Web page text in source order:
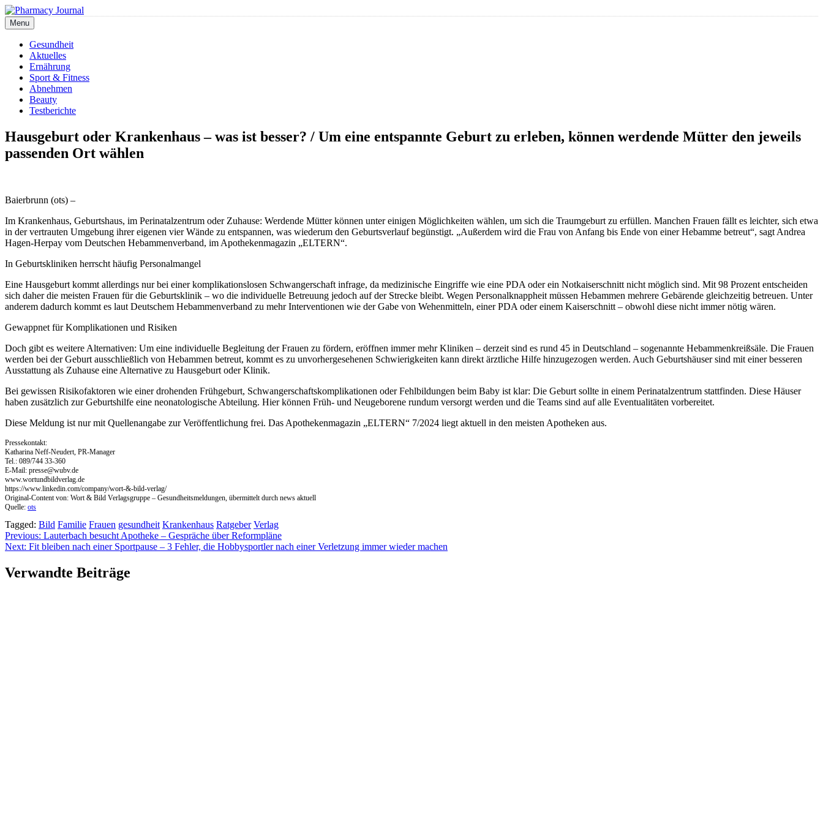
Skip
to
content
Pharmacy Journal
Menu
Gesundheit
Aktuelles
Ernährung
Sport & Fitness
Abnehmen
Beauty
Testberichte
Hausgeburt oder Krankenhaus – was ist besser? / Um eine entspannte Geburt zu erleben, können werdende Mütter den jeweils
passenden Ort wählen
Baierbrunn (ots) –
Im Krankenhaus, Geburtshaus, im Perinatalzentrum oder Zuhause: Werdende Mütter können unter einigen Möglichkeiten wählen, um sich die Traumgeburt zu erfüllen. Manchen Frauen fällt es leichter, sich etwa
in der vertrauten Umgebung ihrer eigenen vier Wände zu entspannen, was wiederum den Geburtsverlauf begünstigt. „Außerdem wird die Frau von Anfang bis Ende von einer Hebamme betreut“, sagt Andrea
Hagen-Herpay vom Deutschen Hebammenverband, im Apothekenmagazin „ELTERN“.
In Geburtskliniken herrscht häufig Personalmangel
Eine Hausgeburt kommt allerdings nur bei einer komplikationslosen Schwangerschaft infrage, da medizinische Eingriffe wie eine PDA oder ein Notkaiserschnitt nicht möglich sind. Mit 98 Prozent entscheiden
sich daher die meisten Frauen für die Geburtsklinik – wo die individuelle Betreuung jedoch auf der Strecke bleibt. Wegen Personalknappheit müssen Hebammen mehrere Gebärende gleichzeitig betreuen. Unter
anderem dadurch kommt es laut Deutschem Hebammenverband zu mehr Interventionen wie der Gabe von Wehenmitteln, einer PDA oder einem Kaiserschnitt – obwohl diese nicht immer nötig wären.
Gewappnet für Komplikationen und Risiken
Doch gibt es weitere Alternativen: Um eine individuelle Begleitung der Frauen zu fördern, eröffnen immer mehr Kliniken – derzeit sind es rund 45 in Deutschland – sogenannte Hebammenkreißsäle. Die Frauen
werden bei der Geburt ausschließlich von Hebammen betreut, kommt es zu unvorhergesehenen Schwierigkeiten kann direkt ärztliche Hilfe hinzugezogen werden. Auch Geburtshäuser sind mit einer besseren
Ausstattung als Zuhause eine Alternative zu Hausgeburt oder Klinik.
Bei gewissen Risikofaktoren wie einer drohenden Frühgeburt, Schwangerschaftskomplikationen oder Fehlbildungen beim Baby ist klar: Die Geburt sollte in einem Perinatalzentrum stattfinden. Diese Häuser
haben zusätzlich zur Geburtshilfe eine neonatologische Abteilung. Hier können Früh- und Neugeborene rundum versorgt werden und die Teams sind auf alle Eventualitäten vorbereitet.
Diese Meldung ist nur mit Quellenangabe zur Veröffentlichung frei. Das Apothekenmagazin „ELTERN“ 7/2024 liegt aktuell in den meisten Apotheken aus.
Pressekontakt:
Katharina Neff-Neudert, PR-Manager
Tel.: 089/744 33-360
E-Mail: presse@wubv.de
www.wortundbildverlag.de
https://www.linkedin.com/company/wort-&-bild-verlag/
Original-Content von: Wort & Bild Verlagsgruppe – Gesundheitsmeldungen, übermittelt durch news aktuell
Quelle: ots
Tagged: Bild Familie Frauen gesundheit Krankenhaus Ratgeber Verlag
Beitragsnavigation
Previous: Lauterbach besucht Apotheke – Gespräche über Reformpläne
Next: Fit bleiben nach einer Sportpause – 3 Fehler, die Hobbysportler nach einer Verletzung immer wieder machen
Verwandte Beiträge